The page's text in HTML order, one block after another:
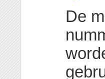
De